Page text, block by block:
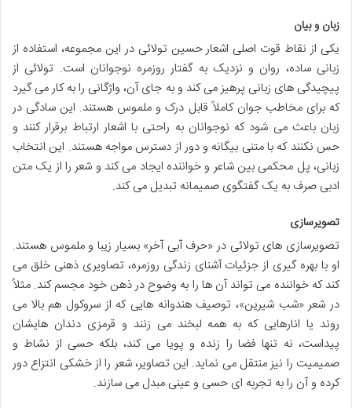
زبان و بیان
یکی از نقاط قوت اصلی اشعار حسین تولائی در این مجموعه، استفاده از
زبانی ساده، روان و نزدیک به گفتار روزمره نوجوانان است. تولائی از
پیچیدگی های زبانی پرهیز می کند و به جای آن، واژگانی را به کار می گیرد
که برای مخاطب جوان کاملاً قابل درک و ملموس هستند. این سادگی در
زبان باعث می شود که نوجوانان به راحتی با اشعار ارتباط برقرار کنند و
حس نکنند که با متنی بیگانه و دور از دسترس مواجه هستند. این انتخاب
زبانی، پل محکمی بین شاعر و خواننده ایجاد می کند و شعر را از یک متن
ادبی صرف به یک گفتگوی صمیمانه تبدیل می کند.
تصویرسازی
تصویرسازی های تولائی در «حرف آبی آخر» بسیار زیبا و ملموس هستند.
او با بهره گیری از جزئیات آشنای زندگی روزمره، تصاویری ذهنی خلق می
کند که خواننده می تواند آن ها را به وضوح در ذهن خود مجسم کند. مثلاً
در شعر «شب شیرین»، توصیف هندوانه هایی که از سروکول هم بالا می
روند یا انارهایی که به همه لبخند می زنند و قرمزی دندان هایشان
پیداست، نه تنها فضا را زنده و پویا می کند، بلکه حسی از نشاط و
صمیمیت را نیز منتقل می نماید. این تصاویر، شعر را از خشکی انتزاع دور
کرده و آن را به تجربه ای حسی و عینی مبدل می سازند.